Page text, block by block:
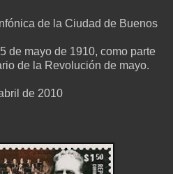
de la Ciudad de Buenos
de mayo de 1910, como parte
de la Revolución de mayo.
de 2010